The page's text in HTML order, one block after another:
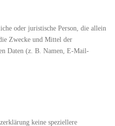
oder juristische Person, die allein
Zwecke und Mittel der
Daten (z. B. Namen, E-Mail-
keine speziellere